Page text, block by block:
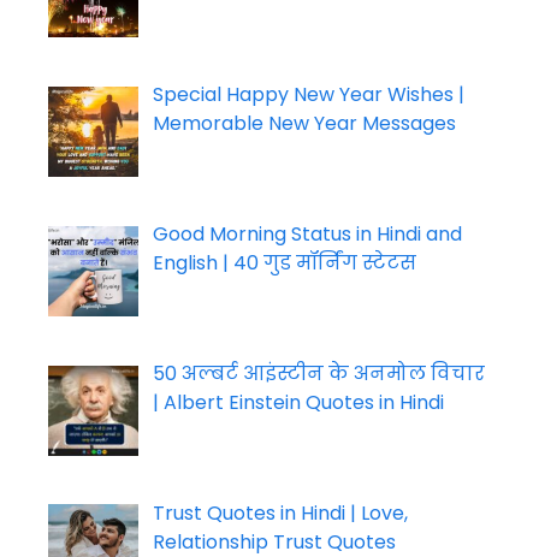
Special Happy New Year Wishes |
Memorable New Year Messages
Good Morning Status in Hindi and
English | 40 गुड मॉर्निंग स्टेटस
50 अल्बर्ट आइंस्टीन के अनमोल विचार
| Albert Einstein Quotes in Hindi
Trust Quotes in Hindi | Love,
Relationship Trust Quotes